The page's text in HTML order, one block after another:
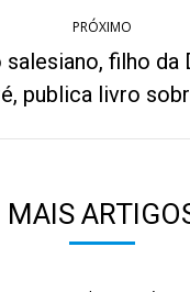
PRÓXIMO
Próximo
post:
salesiano, filho da
publica livro
MAIS